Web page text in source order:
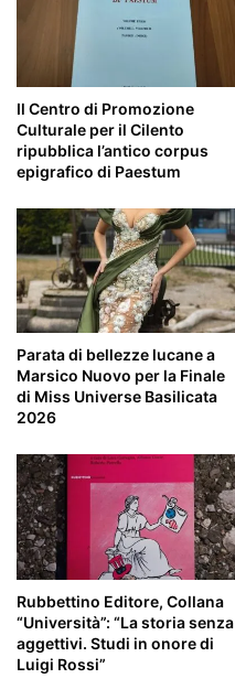
Il Centro di Promozione
Culturale per il Cilento
ripubblica l’antico corpus
epigrafico di Paestum
Parata di bellezze lucane a
Marsico Nuovo per la Finale
di Miss Universe Basilicata
2026
Rubbettino Editore, Collana
“Università”: “La storia senza
aggettivi. Studi in onore di
Luigi Rossi”